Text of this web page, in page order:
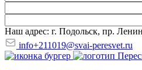
Наш адрес: г. Подольск, пр.
info+211019@svai-peresvet.ru